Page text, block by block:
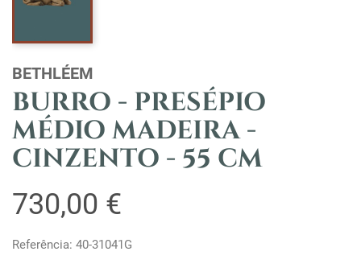
BETHLÉEM
BURRO - PRESÉPIO
MÉDIO MADEIRA -
CINZENTO - 55 CM
730,00 €
Referência: 40-31041G